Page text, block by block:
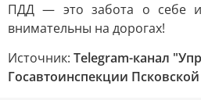
ПДД — это забота о себе и
внимательны на дорогах!
Источник: Telegram-канал
Госавтоинспекции